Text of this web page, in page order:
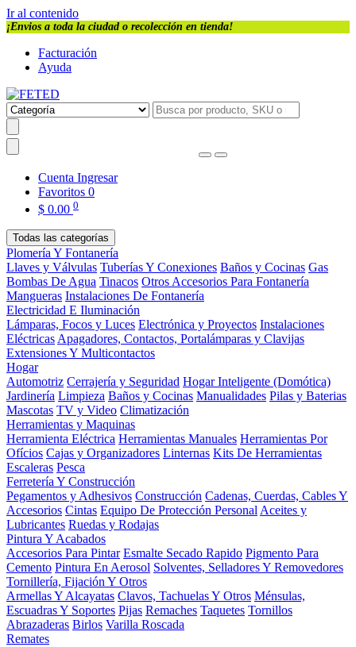
Ir al contenido
¡Envios a toda la ciudad o recolección en tienda!
Facturación
Ayuda
Cuenta Ingresar
Favoritos 0
$ 0.00 0
Todas las categorías
Plomería Y Fontanería
Llaves y Válvulas Tuberías Y Conexiones Baños y Cocinas Gas
Bombas De Agua Tinacos Otros Accesorios Para Fontanería
Mangueras Instalaciones De Fontanería
Electricidad E Iluminación
Lámparas, Focos y Luces Electrónica y Proyectos Instalaciones
Eléctricas Apagadores, Contactos, Portalámparas y Clavijas
Extensiones Y Multicontactos
Hogar
Automotriz Cerrajería y Seguridad Hogar Inteligente (Domótica)
Jardinería Limpieza Baños y Cocinas Manualidades Pilas y Baterias
Mascotas TV y Video Climatización
Herramientas y Maquinas
Herramienta Eléctrica Herramientas Manuales Herramientas Por
Ofícios Cajas y Organizadores Linternas Kits De Herramientas
Escaleras Pesca
Ferretería Y Construcción
Pegamentos y Adhesivos Construcción Cadenas, Cuerdas, Cables Y
Accesorios Cintas Equipo De Protección Personal Aceites y
Lubricantes Ruedas y Rodajas
Pintura Y Acabados
Accesorios Para Pintar Esmalte Secado Rapido Pigmento Para
Cemento Pintura En Aerosol Solventes, Selladores Y Removedores
Tornillería, Fijación Y Otros
Armellas Y Alcayatas Clavos, Tachuelas Y Otros Ménsulas,
Escuadras Y Soportes Pijas Remaches Taquetes Tornillos
Abrazaderas Birlos Varilla Roscada
Remates